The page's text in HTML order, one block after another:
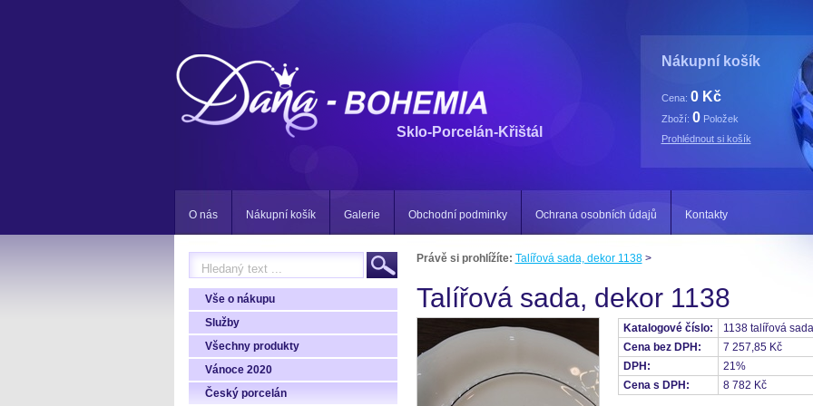
Sklo-Porcelán-Křištál
Nákupní košík
Cena: 0 Kč
Zboží: 0Položek
Prohlédnout si košík
O nás Nákupní košík Galerie Obchodní podminky Ochrana osobních údajů Kontakty
Vše o nákupu
Služby
Všechny produkty
Vánoce 2020
Český porcelán
Právě si prohlížíte: Talířová sada, dekor 1138>
Talířová sada, dekor 1138
Katalogové číslo:
1138 talířová sada
Cena bez DPH:
7 257,85 Kč
DPH:
21%
Cena s DPH:
8 782 Kč